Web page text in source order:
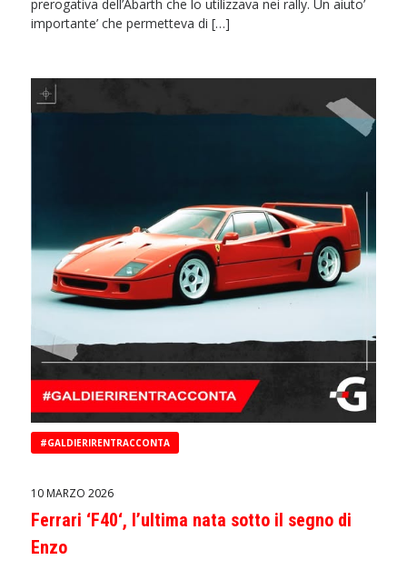
prerogativa dell’Abarth che lo utilizzava nei rally. Un aiuto’
importante’ che permetteva di […]
#GALDIERIRENTRACCONTA
10 MARZO 2026
Ferrari ‘F40‘, l’ultima nata sotto il segno di
Enzo